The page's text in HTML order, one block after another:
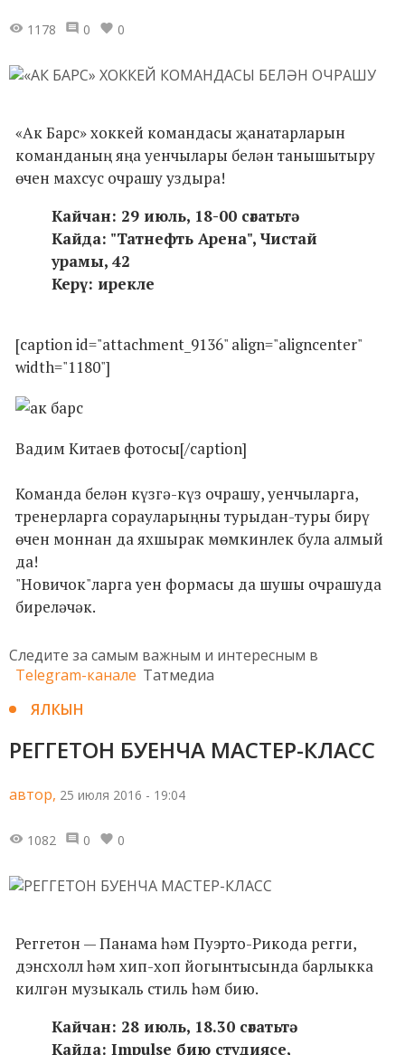
1178 0 0
«Ак Барс» хоккей командасы җанатарларын
команданың яңа уенчылары белән танышытыру
өчен махсус очрашу уздыра!
Кайчан: 29 июль, 18-00 сәгатьтә
Кайда: "Татнефть Арена", Чистай
урамы, 42
Керү: ирекле
[caption id="attachment_9136" align="aligncenter"
width="1180"]
Вадим Китаев фотосы[/caption]
Команда белән күзгә-күз очрашу, уенчыларга,
тренерларга сорауларыңны турыдан-туры бирү
өчен моннан да яхшырак мөмкинлек була алмый
да!
"Новичок"ларга уен формасы да шушы очрашуда
биреләчәк.
Следите за самым важным и интересным в
Telegram-канале Татмедиа
ЯЛКЫН
РЕГГЕТОН БУЕНЧА МАСТЕР-КЛАСС
автор, 25 июля 2016 - 19:04
1082 0 0
Реггетон — Панама һәм Пуэрто-Рикода регги,
дэнсхолл һәм хип-хоп йогынтысында барлыкка
килгән музыкаль стиль һәм бию.
Кайчан: 28 июль, 18.30 сәгатьтә
Кайда: Impulse бию студиясе,